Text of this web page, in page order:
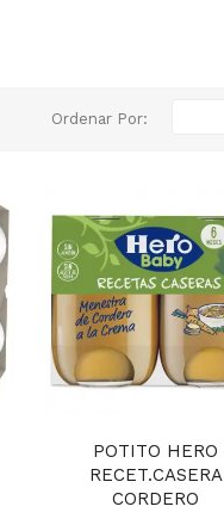
Ordenar Por:
POTITO HERO
RECET.CASERA
CORDERO